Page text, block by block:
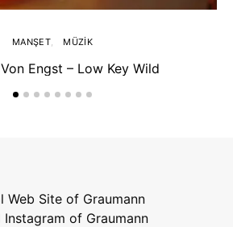
MANŞET MÜZIK
Engst – Low Key Wild
Web Site of Graumann
Instagram of Graumann